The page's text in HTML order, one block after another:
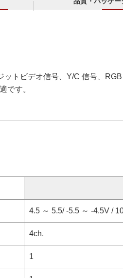
トビデオ信号、Y/C 信号、
です。
4.5 ～ 5.5/ -5.5 ～ -4.5V /
4ch.
1